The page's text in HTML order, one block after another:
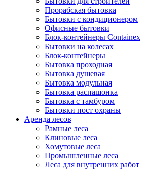
Прорабская бытовка
Бытовки с кондиционером
Офисные бытовки
Блок-контейнеры Containex
Бытовки на колесах
Блок-контейнеры
Бытовка проходная
Бытовка душевая
Бытовка модульная
Бытовка распашонка
Бытовка с тамбуром
Бытовки пост охраны
Аренда лесов
Рамные леса
Клиновые леса
Хомутовые леса
Промышленные леса
Леса для внутренних работ